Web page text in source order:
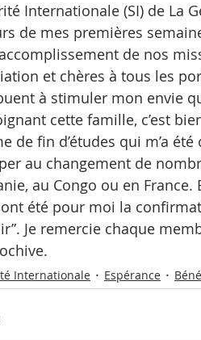
Internationale (SI) de La
de mes premières
de nos
et chères à tous les
à stimuler mon envie
cette famille, c’est
de fin d’études qui m’a
au changement de
au Congo ou en
été pour moi la
Je remercie chaque
Internationale Espérance